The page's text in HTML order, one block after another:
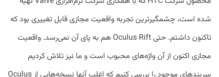
شده است، چشمگیرترین تجربه واقعیت مجازی قابل تغییری بود که
تاکنون داشتم. حتی Oculus Rift هم به پای آن نمی‌رسد. واقعیت
مجازی اکنون از آن واژه‌های محبوب است و ما نیز تلاش کردیم